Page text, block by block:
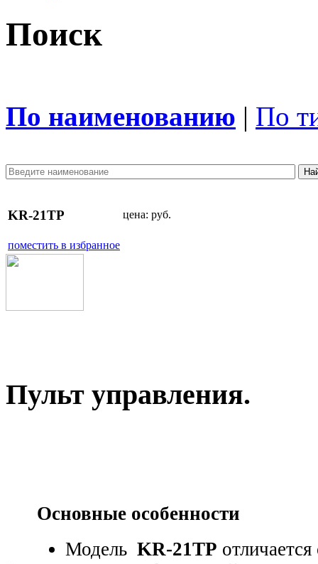
Поиск
По наименованию | По
KR-21TP цена: руб.
поместить в избранное
Пульт управления.
Основные особенности
Модель KR-21TP